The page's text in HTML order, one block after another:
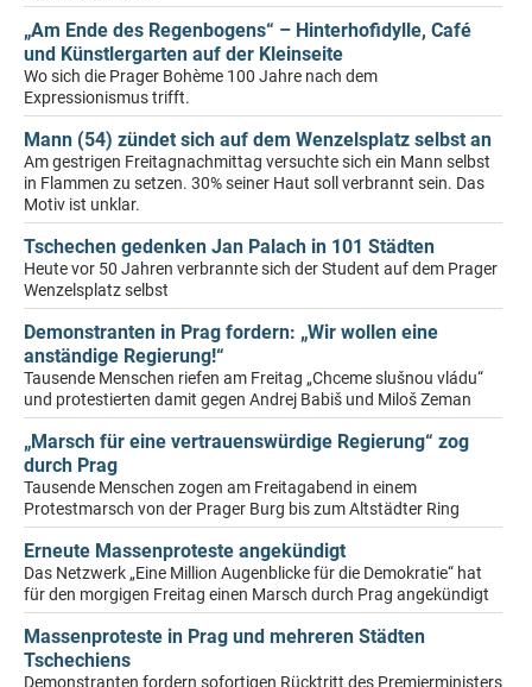
„Am Ende des Regenbogens“ – Hinterhofidylle, Café
und Künstlergarten auf der Kleinseite
Wo sich die Prager Bohème 100 Jahre nach dem
Expressionismus trifft.
Mann (54) zündet sich auf dem Wenzelsplatz selbst an
Am gestrigen Freitagnachmittag versuchte sich ein Mann selbst
in Flammen zu setzen. 30% seiner Haut soll verbrannt sein. Das
Motiv ist unklar.
Tschechen gedenken Jan Palach in 101 Städten
Heute vor 50 Jahren verbrannte sich der Student auf dem Prager
Wenzelsplatz selbst
Demonstranten in Prag fordern: „Wir wollen eine
anständige Regierung!“
Tausende Menschen riefen am Freitag „Chceme slušnou vládu“
und protestierten damit gegen Andrej Babiš und Miloš Zeman
„Marsch für eine vertrauenswürdige Regierung“ zog
durch Prag
Tausende Menschen zogen am Freitagabend in einem
Protestmarsch von der Prager Burg bis zum Altstädter Ring
Erneute Massenproteste angekündigt
Das Netzwerk „Eine Million Augenblicke für die Demokratie“ hat
für den morgigen Freitag einen Marsch durch Prag angekündigt
Massenproteste in Prag und mehreren Städten
Tschechiens
Demonstranten fordern sofortigen Rücktritt des Premierministers